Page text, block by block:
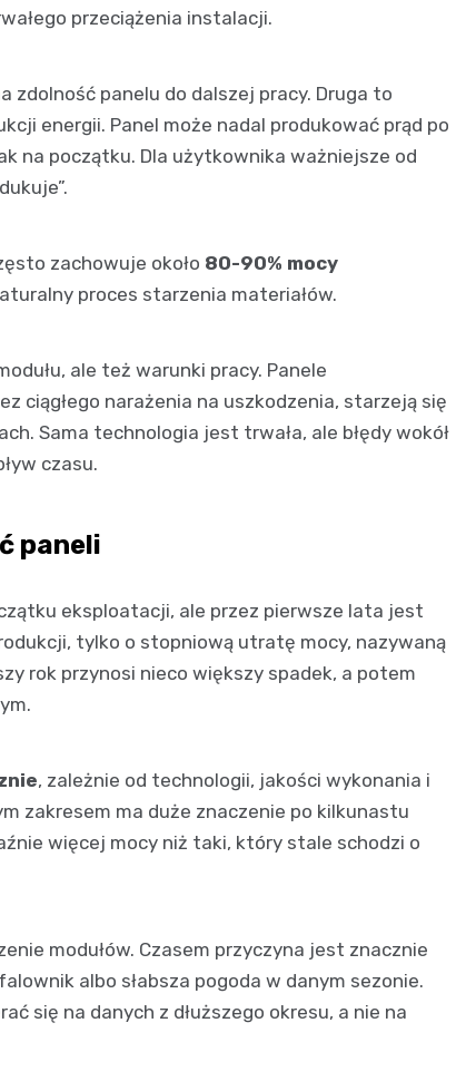
przeciążenia instalacji.
zdolność panelu do dalszej pracy. Druga to
energii. Panel może nadal produkować prąd po
na początku. Dla użytkownika ważniejsze od
zachowuje około 80-90% mocy
proces starzenia materiałów.
ale też warunki pracy. Panele
ciągłego narażenia na uszkodzenia, starzeją się
Sama technologia jest trwała, ale błędy wokół
czasu.
paneli
eksploatacji, ale przez pierwsze lata jest
tylko o stopniową utratę mocy, nazywaną
rok przynosi nieco większy spadek, a potem
, zależnie od technologii, jakości wykonania i
zakresem ma duże znaczenie po kilkunastu
więcej mocy niż taki, który stale schodzi o
modułów. Czasem przyczyna jest znacznie
albo słabsza pogoda w danym sezonie.
się na danych z dłuższego okresu, a nie na